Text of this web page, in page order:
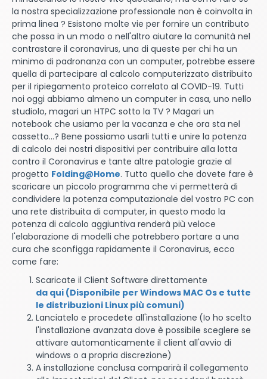
la nostra specializzazione professionale non è coinvolta in
prima linea ? Esistono molte vie per fornire un contributo
che possa in un modo o nell'altro aiutare la comunità nel
contrastare il coronavirus, una di queste per chi ha un
minimo di padronanza con un computer, potrebbe essere
quella di partecipare al calcolo computerizzato distribuito
per il ripiegamento proteico correlato al COVID-19. Tutti
noi oggi abbiamo almeno un computer in casa, uno nello
studiolo, magari un HTPC sotto la TV ? Magari un
notebook che usiamo per la vacanza e che ora sta nel
cassetto...? Bene possiamo usarli tutti e unire la potenza
di calcolo dei nostri dispositivi per contribuire alla lotta
contro il Coronavirus e tante altre patologie grazie al
progetto Folding@Home. Tutto quello che dovete fare è
scaricare un piccolo programma che vi permetterà di
condividere la potenza computazionale del vostro PC con
una rete distribuita di computer, in questo modo la
potenza di calcolo aggiuntiva renderà più veloce
l'elaborazione di modelli che potrebbero portare a una
cura che sconfigga rapidamente il Coronavirus, ecco
come fare:
Scaricate il Client Software direttamente
da qui (Disponibile per Windows MAC Os e tutte
le distribuzioni Linux più comuni)
Lanciatelo e procedete all'installazione (Io ho scelto
l'installazione avanzata dove è possibile sceglere se
attivare automanticamente il client all'avvio di
windows o a propria discrezione)
A installazione conclusa comparirà il collegamento